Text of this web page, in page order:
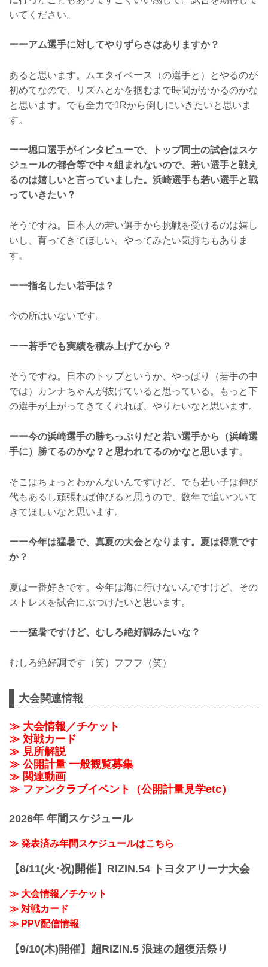
いてください。
ーーアム選手に対してやりずらさはありますか？
あると思います。ムエタイベース（の選手と）とやるのが
初めてなので、リズムとかを掴むまで時間がかかるのかな
と思います。でも全力で1Rから倒しにいきたいと思いま
す。
ーー堀口選手がインタビューで、トップ同士の試合はスケ
ジュールの都合等で中々組まれないので、若い選手と戦え
るのは嬉しいと言っていました。浜崎選手も若い選手と戦
っていきたい？
そうですね。日本人の若い選手から挑戦を受けるのは嬉し
いし、育ってきてほしい。やってみたい気持ちもありま
す。
ーー指名したい若手は？
今の所はいないです。
ーー若手でも実績を積み上げてから？
そうですね。日本のトップというか、やっぱり（若手の中
では）カンナちゃんが抜けていると思っている。もっと下
の選手が上がってきてくれれば、やりたいなと思います。
ーー今の浜崎選手の勝ちっぷりだと若い選手から（浜崎選
手に）勝てるのかな？と思われてるのかなと思います。
そこはちょっとわかんないんですけど、でも若い子は伸び
代もあるし頑張れば伸びると思うので、数年で追いついて
きてほしいなと思います。
ーー今年は猛暑で、真夏の大会となります。夏は得意です
か？
夏は一番好きです。今年は海に行けないんですけど、その
ストレスを試合にぶつけたいと思います。
ーー猛暑ですけど、むしろ絶好調みたいな？
むしろ絶好調です（笑）フフフ（笑）
大会関連情報
≫ 大会情報／チケット
≫ 対戦カード
≫ 見所解説
≫ 公開計量 一般観覧募集
≫ 関連動画
≫ ファンクラブイベント（公開計量見学etc）
2026年 年間スケジュール
≫ 発表済み年間スケジュールはこちら
【8/11(火･祝)開催】RIZIN.54 トヨタアリーナ大会
≫ 大会情報／チケット
≫ 対戦カード
≫ PPV配信情報
【9/10(木)開催】超RIZIN.5 浪速の超復活祭り